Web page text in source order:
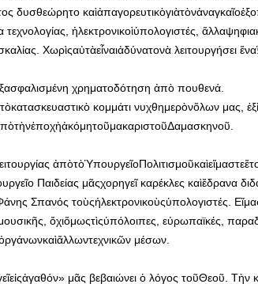
δυσθεώρητο
ἠλεκτρονικοὶὑπολογιστές,
Χωρὶςαὐτὰεἶναιἀδύνατονὰ λειτουργήσει
χρηματοδότηση ἀπὸ πουθενά.
κομμάτι νυχθημερὸνὅλων μας,
Παιδείας μᾶςχορηγεῖ καρέκλες καὶἔδρανα
Σπανός τοὺςἠλεκτρονικοὺςὑπολογιστές.
ὄχιὅμωςτὶςὑπόλοιπες, εὐρωπαϊκές,
μέσων.
μᾶς βεβαιώνει ὁ λόγος τοῦΘεοῦ. Τὴν